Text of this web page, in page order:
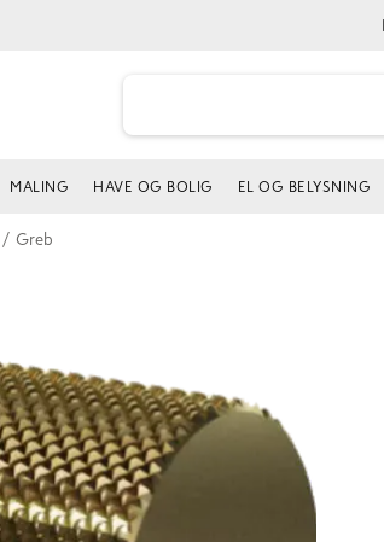
MALING HAVE OG BOLIG EL OG BELYSNING
/ Greb